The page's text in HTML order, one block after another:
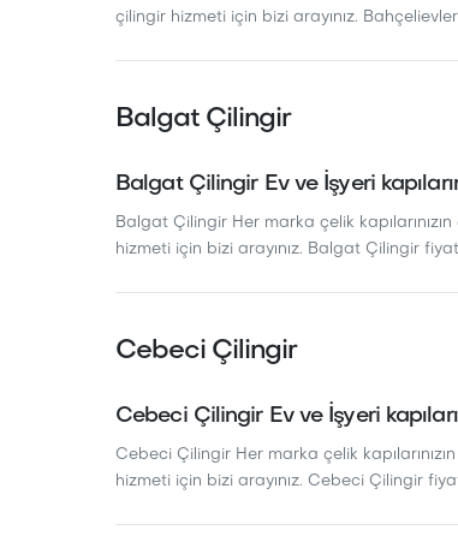
çilingir hizmeti için bizi arayınız.
Balgat Çilingir
Balgat Çilingir Ev ve İşyeri
Balgat Çilingir Her marka çelik
hizmeti için bizi arayınız. Balgat Çilingir
Cebeci Çilingir
Cebeci Çilingir Ev ve İşyeri
Cebeci Çilingir Her marka çelik
hizmeti için bizi arayınız. Cebeci Çilingir